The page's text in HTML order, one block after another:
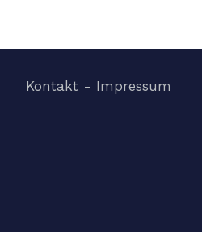
Kontakt - Impressum